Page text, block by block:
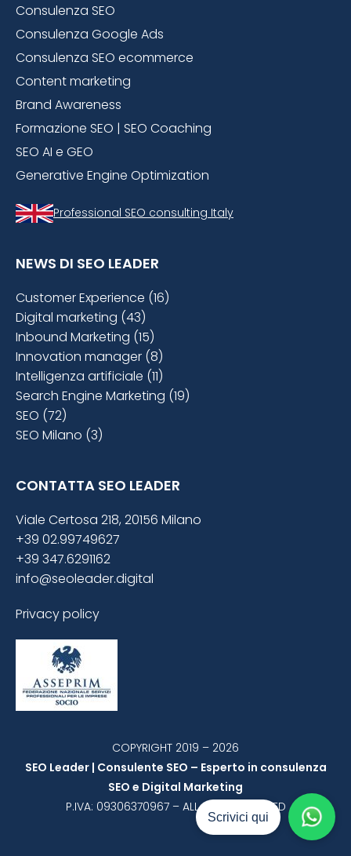
Consulenza SEO
Consulenza Google Ads
Consulenza SEO ecommerce
Content marketing
Brand Awareness
Formazione SEO | SEO Coaching
SEO AI e GEO
Generative Engine Optimization
Professional SEO consulting Italy
NEWS DI SEO LEADER
Customer Experience (16)
Digital marketing (43)
Inbound Marketing (15)
Innovation manager (8)
Intelligenza artificiale (11)
Search Engine Marketing (19)
SEO (72)
SEO Milano (3)
CONTATTA SEO LEADER
Viale Certosa 218, 20156 Milano
+39 02.99749627
+39 347.6291162
info@seoleader.digital
Privacy policy
COPYRIGHT 2019 – 2026
SEO Leader | Consulente SEO – Esperto in consulenza
SEO e Digital Marketing
P.IVA: 09306370967 – ALL RIGHT RESERVED
Scrivici qui